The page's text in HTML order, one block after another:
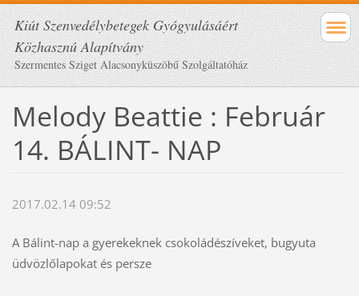
Kiút Szenvedélybetegek Gyógyulásáért
Közhasznú Alapítvány
Szermentes Sziget Alacsonyküszöbű Szolgáltatóház
Melody Beattie : Február
14. BÁLINT- NAP
2017.02.14 09:52
A Bálint-nap a gyerekeknek csokoládészíveket, bugyuta
üdvözlőlapokat és persze